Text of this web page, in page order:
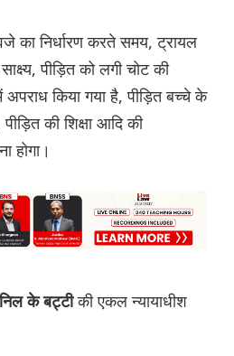
का निर्धारण करते समय, ट्रायल
पीड़ित को लगी चोट की
अपराध किया गया है, पीड़ित बच्चे के
की शिक्षा आदि की
होगा।
के बट्टीकी एकल न्यायाधीश